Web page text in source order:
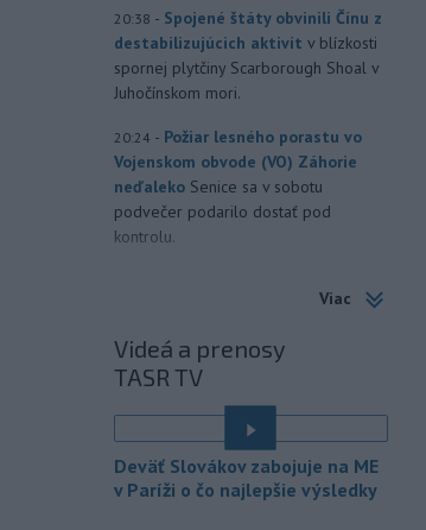
20:38 - Spojené štáty obvinili Čínu z
destabilizujúcich aktivít v blízkosti
spornej plytčiny Scarborough Shoal v
Juhočínskom mori.
20:24 - Požiar lesného porastu vo
Vojenskom obvode (VO) Záhorie
neďaleko Senice sa v sobotu
podvečer podarilo dostať pod
kontrolu.
prerušiť zasadnutie po tom, ako
Kadrijajová začala do úradujúceho
premiéra Albina Kurtiho hádzať
- V Západných Tatrách na
turistickom chodníku nad
Ťatliakovou chatou smerom k
Viac
Videá a prenosy
TASR TV
Deväť Slovákov zabojuje na ME
v Paríži o čo najlepšie výsledky